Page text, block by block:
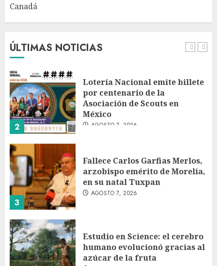
Canadá
ÚLTIMAS NOTICIAS
1
fondos estrella de Wall Street
2
Lotería Nacional emite billete
por centenario de la
Asociación de Scouts en
México
AGOSTO 7, 2026
3
Fallece Carlos Garfias Merlos,
arzobispo emérito de Morelia,
en su natal Tuxpan
AGOSTO 7, 2026
Estudio en Science: el cerebro
humano evolucionó gracias al
azúcar de la fruta